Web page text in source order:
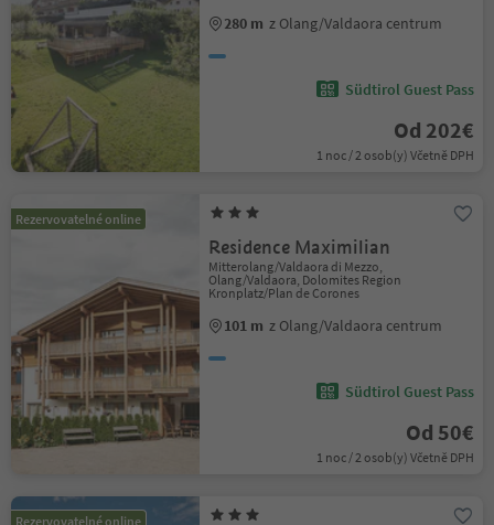
280 m z Olang/Valdaora centrum
Südtirol Guest Pass
Od 202€
1 noc / 2 osob(y) Včetně DPH
Rezervovatelné online
Residence Maximilian
Mitterolang/Valdaora di Mezzo,
Olang/Valdaora, Dolomites Region
Kronplatz/Plan de Corones
101 m z Olang/Valdaora centrum
Südtirol Guest Pass
Od 50€
1 noc / 2 osob(y) Včetně DPH
Rezervovatelné online